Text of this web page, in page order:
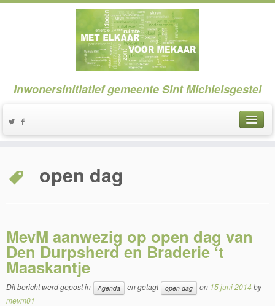
Inwonersinitiatief gemeente Sint Michielsgestel
open dag
MevM aanwezig op open dag van
Den Durpsherd en Braderie ‘t
Maaskantje
Dit bericht werd gepost in Agenda en getagt open dag on 15 juni 2014 by
mevm01